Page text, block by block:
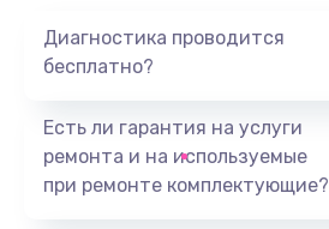
Диагностика проводится
бесплатно?
Есть ли гарантия на услуги
ремонта и на используемые
при ремонте комплектующие?